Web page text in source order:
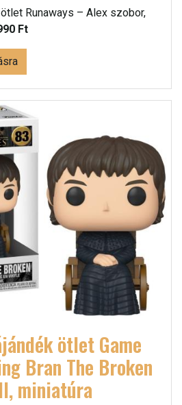
Runaways – Alex szobor,
Ft
ötlet Game
Bran The Broken
miniatúra